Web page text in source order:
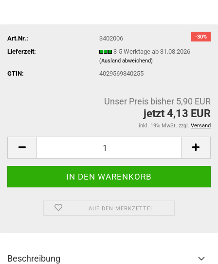
-30%
Art.Nr.:
3402006
Lieferzeit:
3-5 Werktage ab 31.08.2026
(Ausland abweichend)
GTIN: 4029569340255
Unser Preis bisher 5,90 EUR
jetzt 4,13 EUR
inkl. 19% MwSt. zzgl. Versand
AUF DEN MERKZETTEL
Beschreibung